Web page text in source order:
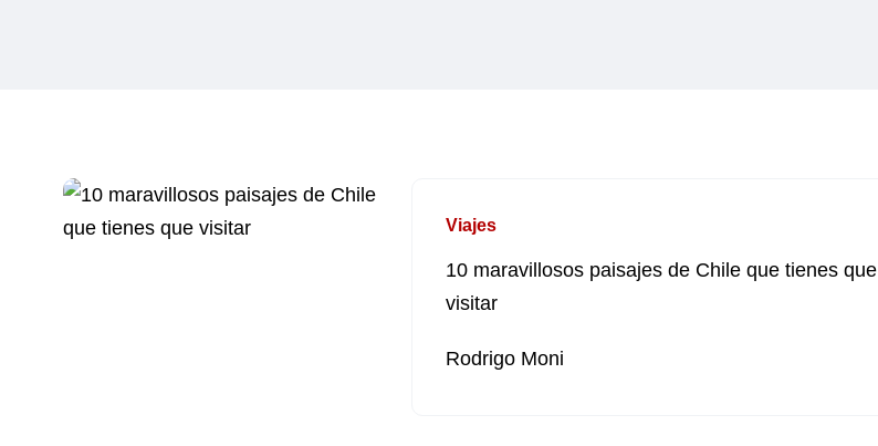
Viajes
10 maravillosos paisajes de Chile que tienes que
visitar
Rodrigo Moni